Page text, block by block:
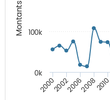
Montants (€)
20002002200620082010
0k
100k